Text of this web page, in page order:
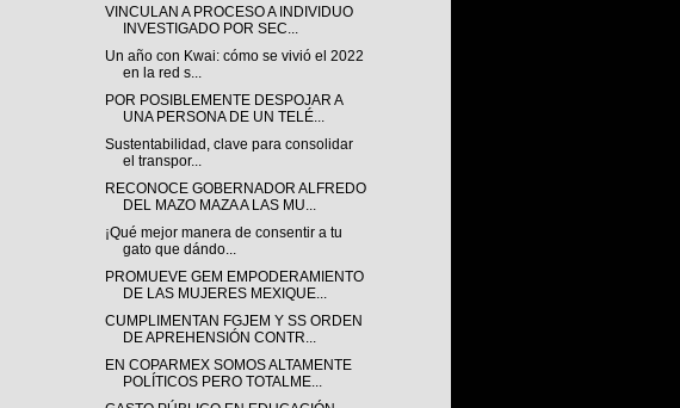
VINCULAN A PROCESO A INDIVIDUO
INVESTIGADO POR SEC...
Un año con Kwai: cómo se vivió el 2022
en la red s...
POR POSIBLEMENTE DESPOJAR A
UNA PERSONA DE UN TELÉ...
Sustentabilidad, clave para consolidar
el transpor...
RECONOCE GOBERNADOR ALFREDO
DEL MAZO MAZA A LAS MU...
¡Qué mejor manera de consentir a tu
gato que dándo...
PROMUEVE GEM EMPODERAMIENTO
DE LAS MUJERES MEXIQUE...
CUMPLIMENTAN FGJEM Y SS ORDEN
DE APREHENSIÓN CONTR...
EN COPARMEX SOMOS ALTAMENTE
POLÍTICOS PERO TOTALME...